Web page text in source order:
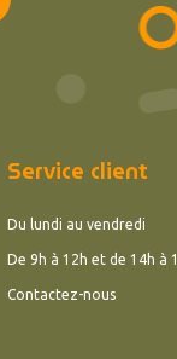
Service client
Du lundi au vendredi
De 9h à 12h et de 14h à
Contactez-nous